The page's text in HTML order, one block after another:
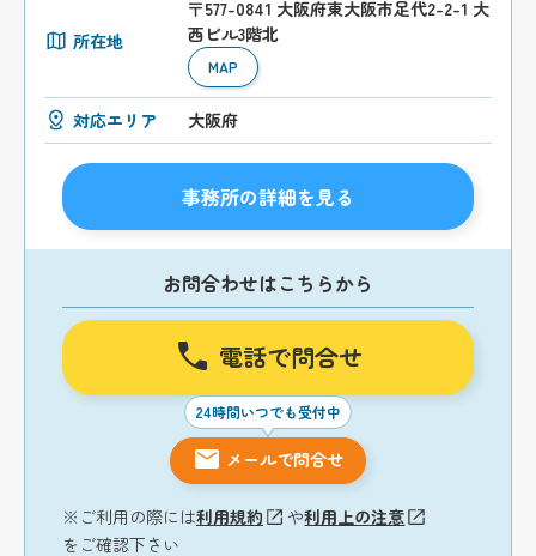
所在地
〒577-0841 大阪府東大阪市足代2-2-1 大
西ビル3階北
MAP
対応エリア 大阪府
事務所の詳細を見る
お問合わせはこちらから
電話で問合せ
24時間いつでも受付中
メールで問合せ
※ご利用の際には利用規約 や利用上の注意
をご確認下さい